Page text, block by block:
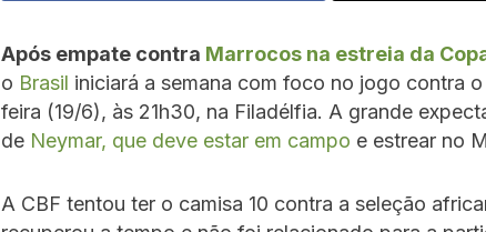
Após empate contra Marrocos na estreia da
o Brasil iniciará a semana com foco no jogo contra
feira (19/6), às 21h30, na Filadélfia. A grande
de Neymar, que deve estar em campo e estrear no
A CBF tentou ter o camisa 10 contra a seleção